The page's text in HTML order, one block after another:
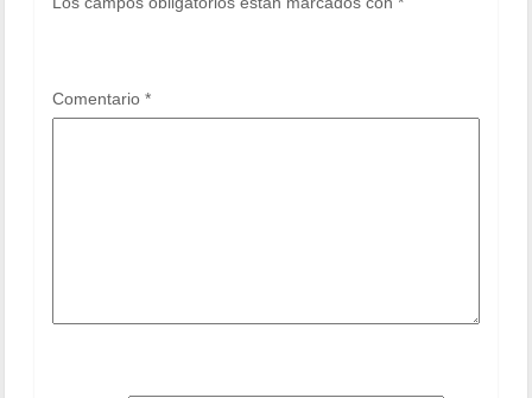
Comentario*